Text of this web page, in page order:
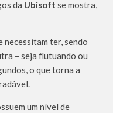
da Ubisoft se mostra,
necessitam ter, sendo
– seja flutuando ou
o que torna a
um nível de